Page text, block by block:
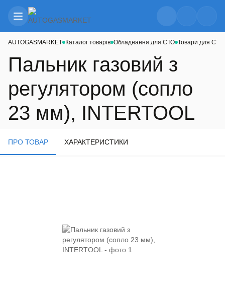
AUTOGASMARKET Каталог товарів Обладнання для СТО Товари для СТО
Пальник газовий з
регулятором (сопло
23 мм), INTERTOOL
ПРО ТОВАР ХАРАКТЕРИСТИКИ